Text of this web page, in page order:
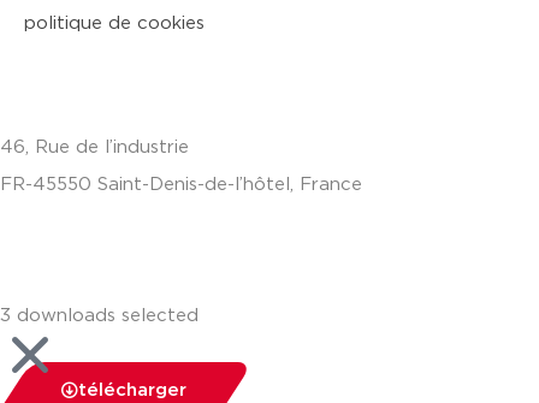
politique de cookies
46, Rue de l’industrie
FR-45550 Saint-Denis-de-l’hôtel, France
3 downloads selected
télécharger